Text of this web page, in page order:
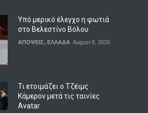
Υπό μερικό έλεγχο η φωτιά
στο Βελεστίνο Βόλου
ΑΠΟΨΕΙΣ, ΕΛΛΑΔΑ August 8, 2026
Τι ετοιμάζει ο Τζέιμς
Κάμερον μετά τις ταινίες
Avatar